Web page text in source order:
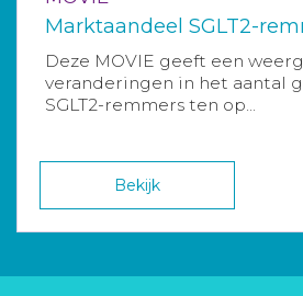
Marktaandeel SGLT2-
Deze MOVIE geeft een
veranderingen in het aantal
SGLT2-remmers ten op...
Bekijk